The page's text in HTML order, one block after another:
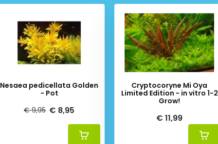
Nesaea pedicellata Golden
- Pot
€ 9,95 € 8,95
Cryptocoryne Mi Oya
Limited Edition - in vitro 1-2
Grow!
€ 11,99